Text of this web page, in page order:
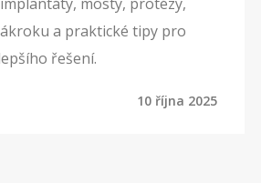
a praktické tipy pro
řešení.
10 října 2025